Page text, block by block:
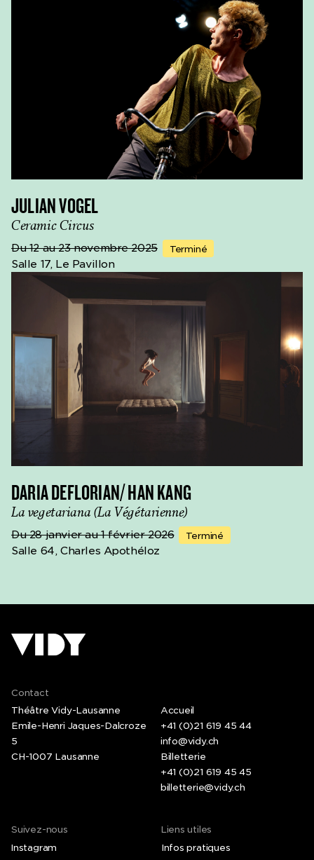
JULIAN VOGEL
Ceramic Circus
Du 12 au 23 novembre 2025 Terminé
Salle 17, Le Pavillon
DARIA DEFLORIAN/ HAN KANG
La vegetariana (La Végétarienne)
Du 28 janvier au 1 février 2026 Terminé
Salle 64, Charles Apothéloz
Contact
Théâtre Vidy-Lausanne
Emile-Henri Jaques-Dalcroze
5
CH-1007 Lausanne
Accueil
+41 (0)21 619 45 44
info@vidy.ch
Billetterie
+41 (0)21 619 45 45
billetterie@vidy.ch
Liens utiles
Infos pratiques
Suivez-nous
Instagram